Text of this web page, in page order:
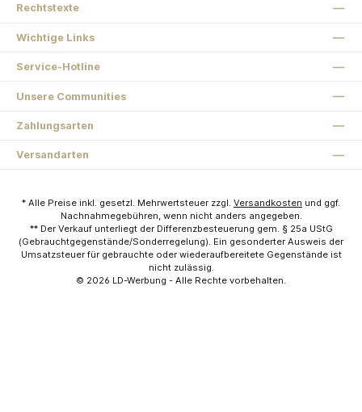
Rechtstexte
Wichtige Links
Service-Hotline
Unsere Communities
Zahlungsarten
Versandarten
* Alle Preise inkl. gesetzl. Mehrwertsteuer zzgl. Versandkosten und ggf.
Nachnahmegebühren, wenn nicht anders angegeben.
** Der Verkauf unterliegt der Differenzbesteuerung gem. § 25a UStG
(Gebrauchtgegenstände/Sonderregelung). Ein gesonderter Ausweis der
Umsatzsteuer für gebrauchte oder wiederaufbereitete Gegenstände ist
nicht zulässig.
© 2026 LD-Werbung - Alle Rechte vorbehalten.